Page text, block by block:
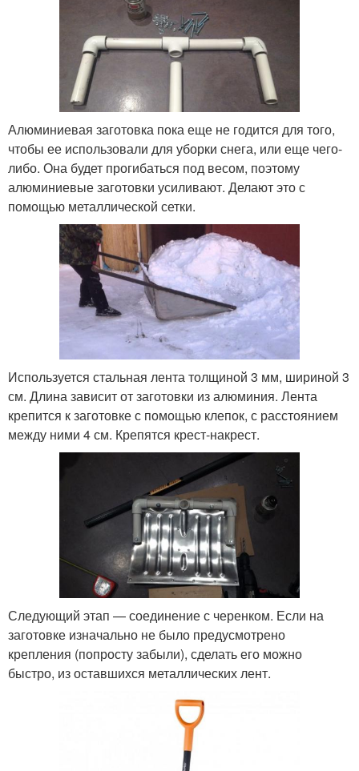
Алюминиевая заготовка пока еще не годится для того,
чтобы ее использовали для уборки снега, или еще чего-
либо. Она будет прогибаться под весом, поэтому
алюминиевые заготовки усиливают. Делают это с
помощью металлической сетки.
Используется стальная лента толщиной 3 мм, шириной 3
см. Длина зависит от заготовки из алюминия. Лента
крепится к заготовке с помощью клепок, с расстоянием
между ними 4 см. Крепятся крест-накрест.
Следующий этап — соединение с черенком. Если на
заготовке изначально не было предусмотрено
крепления (попросту забыли), сделать его можно
быстро, из оставшихся металлических лент.